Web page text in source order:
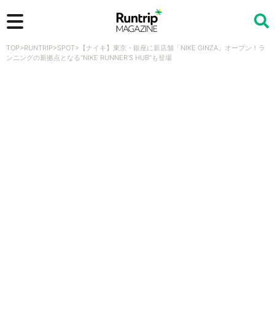
検索
TOP>RUNTRIP>SPOT> 【ナイキ】東京・銀座に新店舗「NIKE GINZA」オープン！ラ
ンニングの新拠点となる“NIKE RUNNER’S HUB”も登場